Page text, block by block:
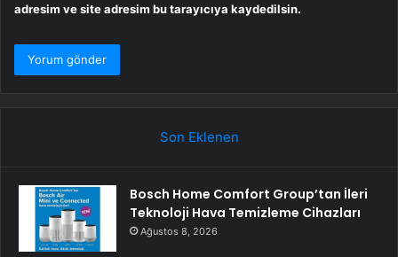
adresim ve site adresim bu tarayıcıya kaydedilsin.
Son Eklenen
Bosch Home Comfort Group’tan İleri
Teknoloji Hava Temizleme Cihazları
Ağustos 8, 2026